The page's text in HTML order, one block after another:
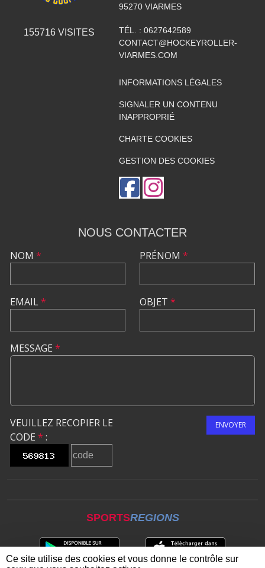
155716 VISITES
95270 VIARMES
TÉL. : 0627642589
CONTACT@HOCKEYROLLER-
VIARMES.COM
INFORMATIONS LÉGALES
SIGNALER UN CONTENU
INAPPROPRIÉ
CHARTE COOKIES
GESTION DES COOKIES
NOUS CONTACTER
NOM *
EMAIL*
PRÉNOM *
OBJET *
MESSAGE *
VEUILLEZ RECOPIER LE
CODE * :
ENVOYER
SPORTSREGIONS
Ce site utilise des cookies et vous donne le contrôle sur